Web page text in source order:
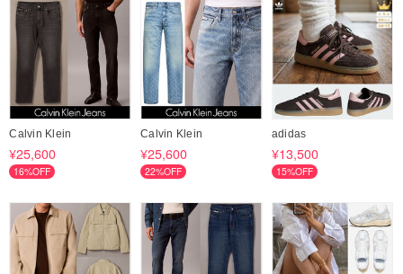
Calvin Klein
¥25,600
16%OFF
Calvin Klein
¥25,600
22%OFF
adidas
¥13,500
15%OFF